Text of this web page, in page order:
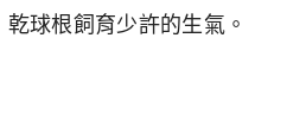
乾球根飼育少許的生氣。